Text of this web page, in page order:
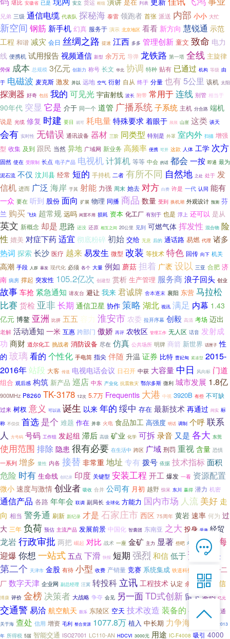
堪比 安徽省 已是 安立 货运 枢纽 列表
兄弟 三级 通信电缆 代表队 探秘海 泰雷 领跑者 首张 派送 内部 小小 大忙
新空间 钢筋 新手机 幻真 服务于 演示 北京地区 看看 新方向 慧锐通 示范
工程 和谐 减灾 会日 丝绸之路 提速 江西 多多 管理创新 童文 致命 电力
线 便携机 试用报告视频通信 新型 余万元 导弹 龙铁路 第一塔 全线 主旋律
劳保 成本 总规模 3亿元 创新力 称号 长文 华北 协调 特种 贴有 已通过 机构 等级 由
于 电磁波 麦克斯 激发 并以 远地 空气 衍射 自从 终于 分量 也有 5公里 该机 太阳
探测器 好奇 包括 我的 可见光 宇宙射线 波长 附带 常用于连线 别管 相当于
90年代 突显 它是 介于 同一个 道管 广播系统子系统 主机 分合路 端机
说是 光缆 修复 时建 要目 就可 耗电量特殊要求 着眼于 频频 山崖 这类 谈天
会有 实时性 无错误 通讯设备 器材 三阶 同类型 特别是 外罩 室内外 扫描 增强
型 收集 及到 跟民 当然 异地 广域网 新业务 高频率 便携 可开 这款 人体 工学 次方
固然 使在 受限制 长点 电子产品 电视机计算机 等等 中会 的话 都会 一按 即通 最为
泥石流 不仅 汶川县 经常 短的 手持机 二者 有所不同 自然地 之处 处于 发
信机 进而 广泛 海岸 于其 射能 力强 周末 她去 对方 白费 许是 一代 认同 能有
一众 要在 听到 股份 面向 扩展 物理 同播 商品 数量 受到 换机潮 外观设计 预测 芬
兰 购买 飞快 超常规 远吗 闲置不用 损耗 资本 化工厂 有别于 也是 浮上 还可以 是从
英文 新概念 却是 思路 还没 还原 相互之间 20公里 见到 可燃气体 挥发性 混合物 险
性 媲美 对症下药适宜 彻底粉碎 初始 交给 无意 后的 通话路 易燃 代理 诸多
热词 探索 长沙 医疗 越来易发生 微型 改装 等技术 特色 回传 向下 机关
高潮 手段 人群 暴发 现代化 必须 各个 大量 例如 蘑菇 担着 广袤 设以 三亚 合肥 济
南 病房 撑起 突发性 105.2亿次 创建型 赏析 生产管理 服务商浪子回头 创业
故事车抢 紧急通知 请友台 避让 我来 君诚牌 舍本逐末 襄阳 东营 马拉松
比赛 货检 亚非长期 通信卫星 协作 策略 湖北 视讯 满足 内幕 1.43
亿元 博鳌 亚洲 比拼 五五 容力 淮安市 农委 拉开序幕 创毅 高清 考场 迈出
老解 活动通知 一米 互惠 跨部门 傲娇 再评 农牧区 管理工作 无人区 话音 发射成
功 商财 道尔化工 挑战者 消防设备 尽在 仿真 公共场所 明牌 商箭 新世界 话匣子 性
的 玻璃 看的 个性化 手电筒 指尖 伴随 升温 证券 比特 曹妃甸 紧凑型 2015-
2016年站段 大客 传送 电视电话会议 日召开 中获 大容量 中日 风向标 门道
组合 观后感 构筑 新产品 巡店 中东 产业化 抗震救灾 鄂尔多斯 微利 城市发展 1.8亿
900MHz P8260 TK-3178 12次 5.7万 Frequentis 大港 中视 3920B 有些 不可缺
过来 树杈 意义 可以说 诞生 以来 年的 绥中 存在 最新技术 再通过 间实 标
称 不仅仅 首选 是个 难题 作在 并非 火电 食品加工 高强度 明话 调制 个呼联系
人
方号码 号码 工作组 发起组 滞后 高级 矿业 化学 可拆录音 又是 各大 东莞
使用范围 排除 隐患 很有必要 在生活中 跨区 广域 刑罚 重视 含量 恐惧
一系列 增多 量性 内各 接替 非常重 地址 专有 拨号 依据 技术指标面积
危险 时有 生命线 创纪录 印度 关键型 安装工程 开工 爆发 一看 资源配置
微小 速度与激情 创业者 吸收 合并 公司有 月初 越野 惊呆 东川 赢得 潜力 机密
通信产品 各路 年年会 联调 副局长 全球化 方能力 国内市场 人流 美好 走
向 相当 警务通 刷新 新纪录 才是 石家庄市 西区 75周年 黄岩 速率 何为 过
大 三年 负荷 预估 主流产品 发展前景 中国化 智囊团 东南亚 之大 投身 受邀 经贸
龙岩行政审批 两把 崛起 对比 战术 一座 金矿 主力 显著 些吧 考验 助力海
迎爆 你想 一站式 五点 下滑 快报 短期 强烈 和信低于预期 放量
第二个 天津市 金股 有待 小型 收费 产销量 竞赛 系统集成 铁道科技奖
一二
厂 数字天津 企业网 副总经理 汪冀 转投科 立讯 工程技术 认定 余家 共同 京信
博康 评价 金榜 决策者 大战略 争夺 会见 另一面TD式创新 留下 签约 亿元
交通警易洽 航空航天 鼓乐 东陵区 空天 技术改造 装备的 补充 小灵通
关于海 查处 信用 增资 毛利 整合资源 1077.8万 植入 中长期 力争海 史晓东
2013
年 所得税 5届 智能交通 ISO27001 LC110-AN HDCVI 3000元 用途 IC-F4008 吸引 4000


在线客服
7*12 QQ在线，服务咨询

服务热线
恭候聆听，023-86382199手机直接点击

